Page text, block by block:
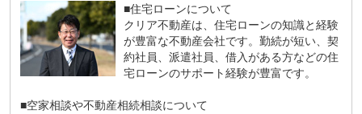
■住宅ローンについて
クリア不動産は、住宅ローンの知識と経験
が豊富な不動産会社です。勤続が短い、契
約社員、派遣社員、借入がある方などの住
宅ローンのサポート経験が豊富です。
■空家相談や不動産相続相談について